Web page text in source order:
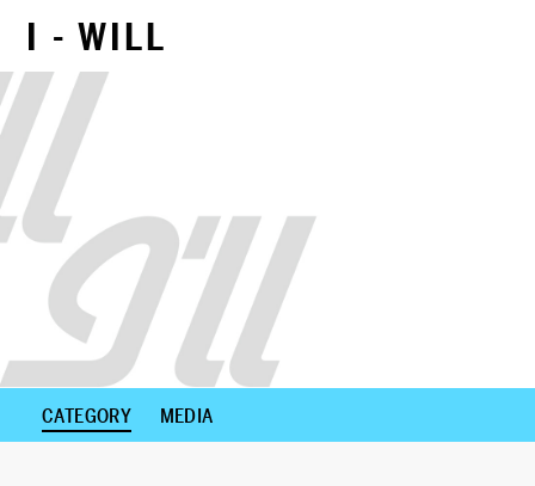
I - WILL
CATEGORY MEDIA